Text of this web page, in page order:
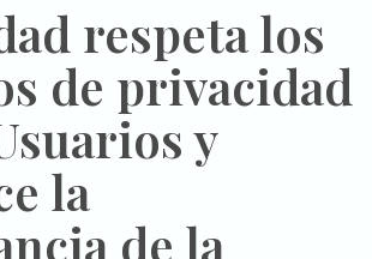
respeta los
de privacidad
y
la
de la